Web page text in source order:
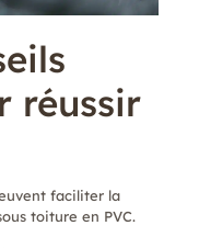
réussir
faciliter la
toiture en PVC.